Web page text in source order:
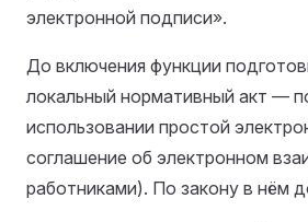
электронной подписи».
До включения функции
локальный нормативный акт —
использовании простой
соглашение об электронном
работниками). По закону в нём